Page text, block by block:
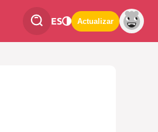
ES Actualizar